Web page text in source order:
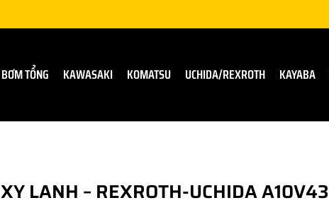
BƠM TỔNG KAWASAKI KOMATSU UCHIDA/REXROTH KAYABA
XY LANH – REXROTH-UCHIDA A10V43